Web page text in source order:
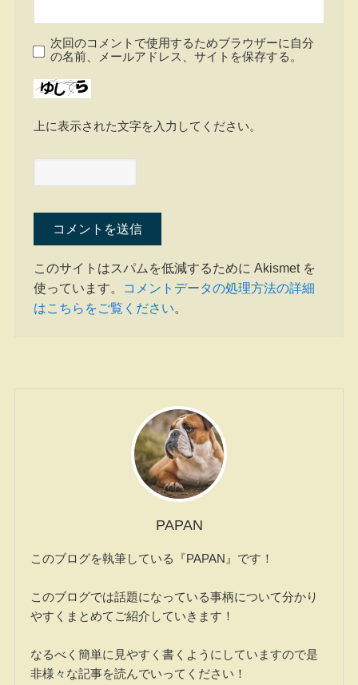
次回のコメントで使用するためブラウザーに自分
の名前、メールアドレス、サイトを保存する。
上に表示された文字を入力してください。
このサイトはスパムを低減するために Akismet を
使っています。
コメントデータの処理方法の詳細
はこちらをご覧ください。
PAPAN
このブログを執筆している『PAPAN』です！
このブログでは話題になっている事柄について分かり
やすくまとめてご紹介していきます！
なるべく簡単に見やすく書くようにしていますので是
非様々な記事を読んでいってください！